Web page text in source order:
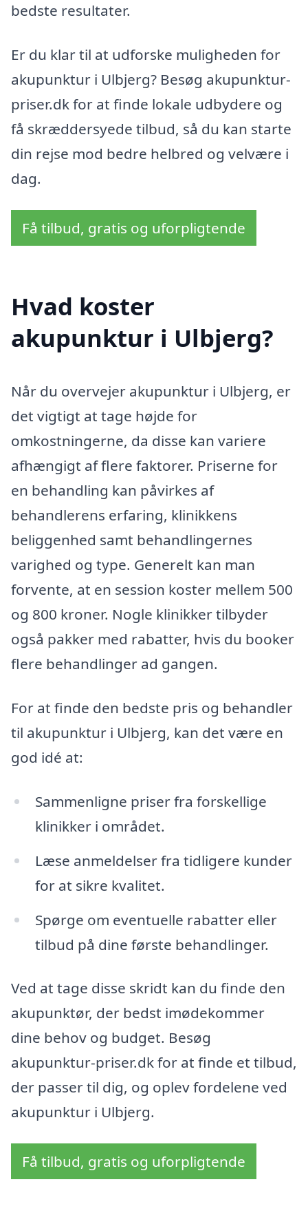
bedste resultater.
Er du klar til at udforske muligheden for
akupunktur i Ulbjerg? Besøg akupunktur-
priser.dk for at finde lokale udbydere og
få skræddersyede tilbud, så du kan starte
din rejse mod bedre helbred og velvære i
dag.
Få tilbud, gratis og uforpligtende
Hvad koster
akupunktur i Ulbjerg?
Når du overvejer akupunktur i Ulbjerg, er
det vigtigt at tage højde for
omkostningerne, da disse kan variere
afhængigt af flere faktorer. Priserne for
en behandling kan påvirkes af
behandlerens erfaring, klinikkens
beliggenhed samt behandlingernes
varighed og type. Generelt kan man
forvente, at en session koster mellem 500
og 800 kroner. Nogle klinikker tilbyder
også pakker med rabatter, hvis du booker
flere behandlinger ad gangen.
For at finde den bedste pris og behandler
til akupunktur i Ulbjerg, kan det være en
god idé at:
Sammenligne priser fra forskellige
klinikker i området.
Læse anmeldelser fra tidligere kunder
for at sikre kvalitet.
Spørge om eventuelle rabatter eller
tilbud på dine første behandlinger.
Ved at tage disse skridt kan du finde den
akupunktør, der bedst imødekommer
dine behov og budget. Besøg
akupunktur-priser.dk for at finde et tilbud,
der passer til dig, og oplev fordelene ved
akupunktur i Ulbjerg.
Få tilbud, gratis og uforpligtende